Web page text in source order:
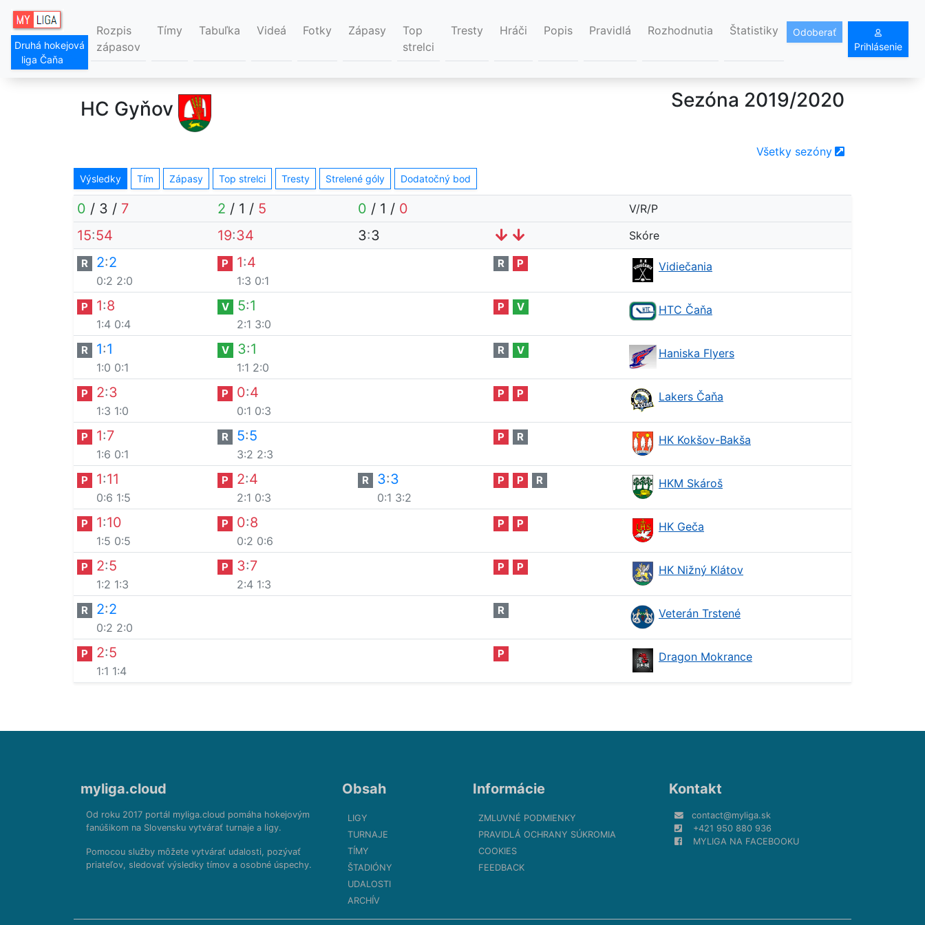
Druhá hokejová
liga Čaňa
Rozpis
zápasov
Tímy Tabuľka Videá Fotky Zápasy
Top
strelci
Tresty Hráči Popis Pravidlá Rozhodnutia Štatistiky
Odoberať
Prihlásenie
HC Gyňov Sezóna 2019/2020
Všetky sezóny
Výsledky Tím Zápasy Top strelci Tresty Strelené góly Dodatočný bod
0 / 3 / 7 2 / 1 / 5 0 / 1 / 0 V/R/P
15:54 19:34 3:3 Skóre
R 2:2
0:2 2:0
P 1:4
1:3 0:1
R P Vidiečania
P 1:8
1:4 0:4
V 5:1
2:1 3:0
P V HTC Čaňa
R 1:1
1:0 0:1
V 3:1
1:1 2:0
R V Haniska Flyers
P 2:3
1:3 1:0
P 0:4
0:1 0:3
P P Lakers Čaňa
P 1:7
1:6 0:1
R 5:5
3:2 2:3
P R HK Kokšov-Bakša
P 1:11
0:6 1:5
P 2:4
2:1 0:3
R 3:3
0:1 3:2
P P R HKM Skároš
P 1:10
1:5 0:5
P 0:8
0:2 0:6
P P HK Geča
P 2:5
1:2 1:3
P 3:7
2:4 1:3
P P HK Nižný Klátov
R 2:2
0:2 2:0
R Veterán Trstené
P 2:5
1:1 1:4
P Dragon Mokrance
myliga.cloud
Od roku 2017 portál myliga.cloud pomáha hokejovým
fanúšikom na Slovensku vytvárať turnaje a ligy.
Pomocou služby môžete vytvárať udalosti, pozývať
priateľov, sledovať výsledky tímov a osobné úspechy.
Obsah
LIGY
TURNAJE
TÍMY
ŠTADIÓNY
UDALOSTI
ARCHÍV
Informácie
ZMLUVNÉ PODMIENKY
PRAVIDLÁ OCHRANY SÚKROMIA
COOKIES
FEEDBACK
Kontakt
contact@myliga.sk
+421 950 880 936
MYLIGA NA FACEBOOKU